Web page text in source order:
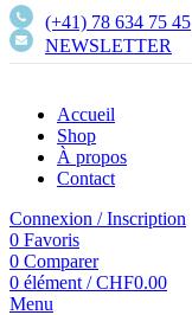
(+41) 78 634 75 45
NEWSLETTER
Accueil
Shop
À propos
Contact
Connexion / Inscription
0 Favoris
0 Comparer
0 élément / CHF0.00
Menu